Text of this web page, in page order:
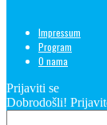
Impressum
Program
O nama
Prijaviti se
Dobrodošli!